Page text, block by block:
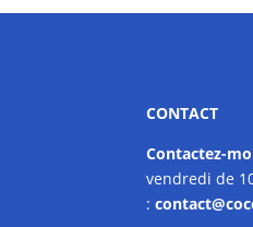
CONTACT
Contactez-
vendredi de
: